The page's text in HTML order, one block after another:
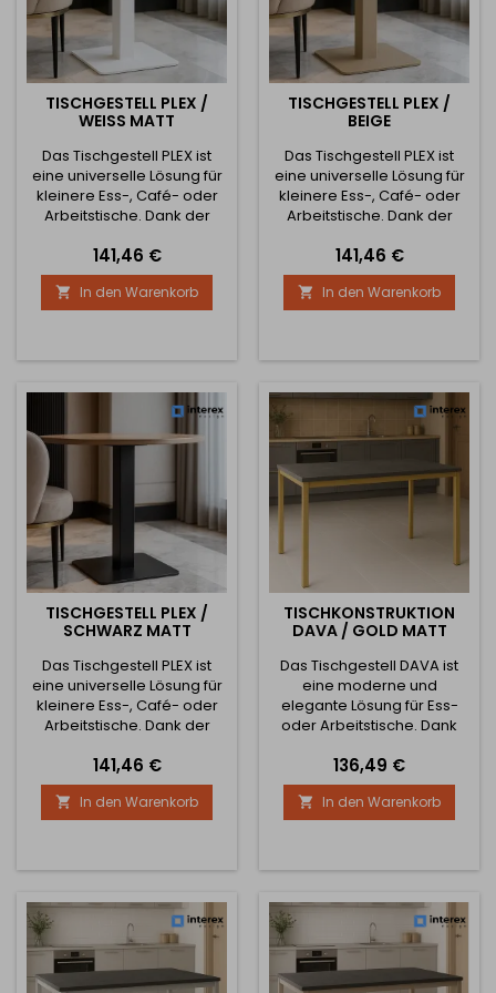
TISCHGESTELL PLEX /
WEISS MATT
Das Tischgestell PLEX ist
eine universelle Lösung für
kleinere Ess-, Café- oder
Arbeitstische. Dank der
Konstruktion bietet es hohe
Stabilität und Festigkeit, was
es zur idealen Wahl für
Haushalte sowie
macht. Technische
Höhe des Gestells: 730 mm
Maße der unteren Basis:
370 ×...
Preis
141,46 €
 In den Warenkorb
TISCHGESTELL PLEX /
BEIGE
Das Tischgestell PLEX ist
eine universelle Lösung für
kleinere Ess-, Café- oder
Arbeitstische. Dank der
Konstruktion bietet es hohe
Stabilität und Festigkeit, was
es zur idealen Wahl für
Haushalte und gewerbliche
Technische Parameter
730 mm Maße der unteren
Basis: 370 × 370 mm...
Preis
141,46 €
 In den Warenkorb
TISCHGESTELL PLEX /
SCHWARZ MATT
Das Tischgestell PLEX ist
eine universelle Lösung für
kleinere Ess-, Café- oder
Arbeitstische. Dank der
Konstruktion bietet es hohe
Stabilität und Festigkeit, was
es zur idealen Wahl für
Haushalte und gewerbliche
Technische Parameter
Gestells: 730 mm Maß der
unteren Basis: 370 × 370...
Preis
141,46 €
 In den Warenkorb
TISCHKONSTRUKTION
DAVA / GOLD MATT
Das Tischgestell DAVA ist
eine moderne und
elegante Lösung für Ess-
oder Arbeitstische. Dank
Designs und der präzisen
Verarbeitung kommt es in
jedem Interieur zur Geltung
– vom industriellen bis zum
skandinavischen Stil. Die
garantiert Stabilität und
eine lange Lebensdauer,
während die...
Preis
136,49 €
 In den Warenkorb